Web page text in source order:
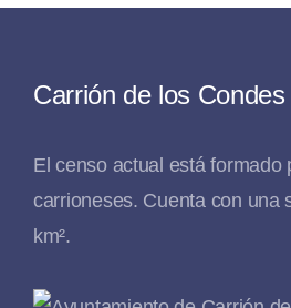
Carrión de los Condes
El censo actual está formado
carrioneses. Cuenta con una
km².